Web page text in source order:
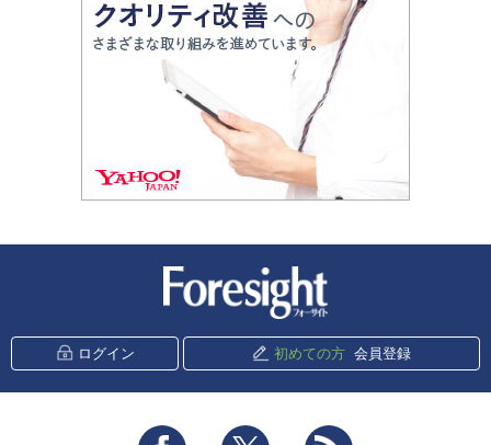
ログイン 初めての方 会員登録
Facebook Twitter